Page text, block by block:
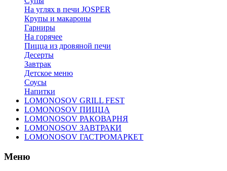
На углях в печи JOSPER
Крупы и макароны
Гарниры
На горячее
Пицца из дровяной печи
Десерты
Завтрак
Детское меню
Соусы
Напитки
LOMONOSOV GRILL FEST
LOMONOSOV ПИЦЦА
LOMONOSOV РАКОВАРНЯ
LOMONOSOV ЗАВТРАКИ
LOMONOSOV ГАСТРОМАРКЕТ
Меню